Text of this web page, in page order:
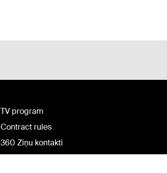
TV program
Contract rules
360 Ziņu kontakti